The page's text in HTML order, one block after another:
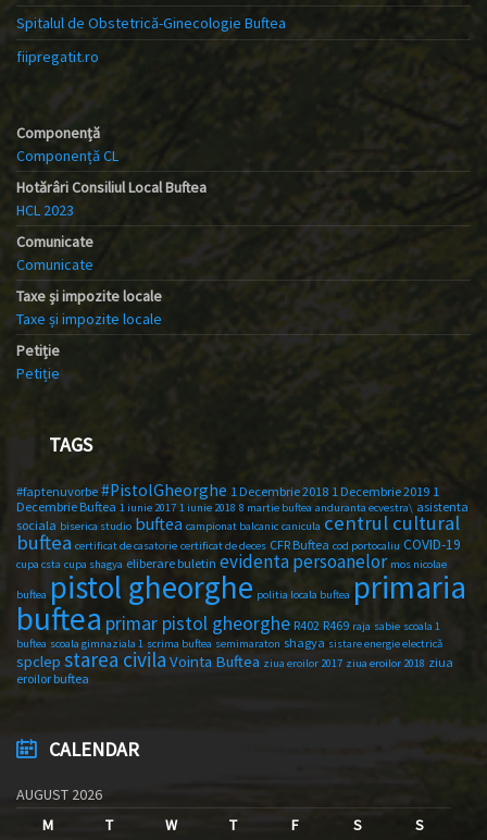
Spitalul de Obstetrică-Ginecologie Buftea
fiipregatit.ro
Componență
Componență CL
Hotărâri Consiliul Local Buftea
HCL 2023
Comunicate
Comunicate
Taxe și impozite locale
Taxe și impozite locale
Petiție
Petiție
TAGS
#faptenuvorbe #PistolGheorghe 1 Decembrie 2018 1 Decembrie 2019 1
Decembrie Buftea 1 iunie 2017 1 iunie 2018 8 martie buftea anduranta ecvestra\ asistenta
sociala biserica studio buftea campionat balcanic canicula centrul cultural
buftea certificat de casatorie certificat de deces CFR Buftea cod portocaliu COVID-19
cupa csta cupa shagya eliberare buletin evidenta persoanelor mos nicolae
buftea pistol gheorghe politia locala buftea primaria
buftea primar pistol gheorghe R402 R469 raja sabie scoala 1
buftea scoala gimnaziala 1 scrima buftea semimaraton shagya sistare energie electrică
spclep starea civila Vointa Buftea ziua eroilor 2017 ziua eroilor 2018 ziua
eroilor buftea
CALENDAR
AUGUST 2026
M
T W T F S S